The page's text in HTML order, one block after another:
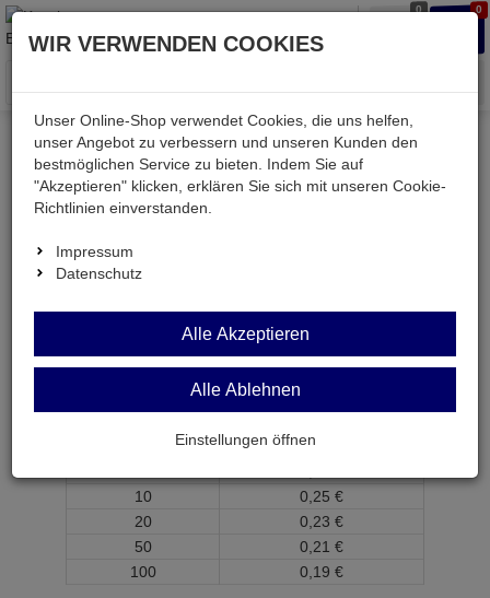
0 0
Menü
Weiter einkaufen Kessler electronic
passiv
Widerstände
MPR0207 680R
MPR0207 680R
Widerstand 680 Ohm 0,1% 0,6W BF 0207
ab Menge
Preis je Stück
10
0, 25 €
20
0, 23 €
50
0, 21 €
100
0, 19 €
WIR VERWENDEN COOKIES
Unser Online-Shop verwendet Cookies, die uns helfen,
unser Angebot zu verbessern und unseren Kunden den
bestmöglichen Service zu bieten. Indem Sie auf
"Akzeptieren" klicken, erklären Sie sich mit unseren Cookie-
Richtlinien einverstanden.
Impressum
Datenschutz
Alle Akzeptieren
Alle Ablehnen
Einstellungen öffnen